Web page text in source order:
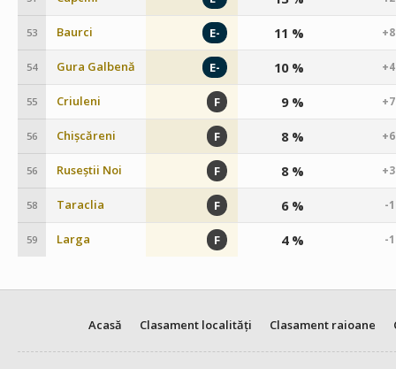
53 Baurci E- 11 %
54 Gura Galbenă E- 10 %
55 Criuleni F 9 %
56 Chișcăreni F 8 %
56 Ruseștii Noi F 8 %
58 Taraclia F 6 % -
59 Larga F 4 % -
Acasă Clasament localități Clasament raioane